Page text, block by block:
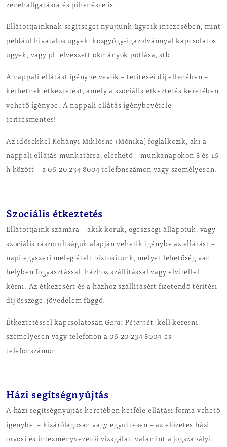
zenehallgatásra és pihenésre is…
Ellátottjainknak segítséget nyújtunk ügyeik intézésében, mint
például hivatalos ügyek, közgyógy-igazolvánnyal kapcsolatos
ügyek, vagy pl. elveszett okmányok pótlása, stb.
A nappali ellátást igénybe vevők – térítéséi díj ellenében –
kérhetnek étkeztetést, amely a szociális étkeztetés keretében
vehető igénybe. A nappali ellátás igénybevétele
térítésmentes!
Az idősekkel Kohányi Miklósné (Mónika) foglalkozik, aki a
nappali ellátás munkatársa, elérhető – munkanapokon 8 és 16
h között – a 06 20 234 8004 telefonszámon vagy személyesen.
Szociális étkeztetés
Ellátottjaink számára – akik koruk, egészségi állapotuk, vagy
szociális rászorultságuk alapján vehetik igénybe az ellátást –
napi egyszeri meleg ételt biztosítunk, melyet lehetőség van
helyben fogyasztással, házhoz szállítással vagy elvitellel
kérni. Az étkezésért és a házhoz szállításért fizetendő térítési
díj összege, jövedelem függő.
Étkeztetéssel kapcsolatosanGarai Péternét
kell keresni
személyesen vagy telefonon a 06 20 234 8004-es
telefonszámon.
Házi segítségnyújtás
A házi segítségnyújtás keretében kétféle ellátási forma vehető
igénybe, – kizárólagosan vagy együttesen – az előzetes házi
orvosi és intézményvezetői vizsgálat, valamint a jogszabályi